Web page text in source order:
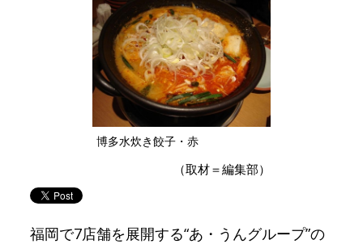
博多水炊き餃子・赤
（取材＝編集部）
福岡で7店舗を展開する“あ・うんグループ”の